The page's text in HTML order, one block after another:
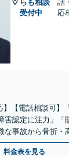
らも相談
受付中
話
応
】【電話相談可】
害認定に注力」「
な事故から骨折・
関わらず対応いた
料金表を見る